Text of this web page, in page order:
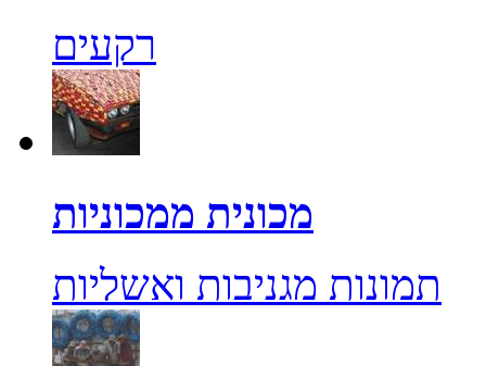
רקעים
מכונית ממכוניות
תמונות מגניבות ואשליות